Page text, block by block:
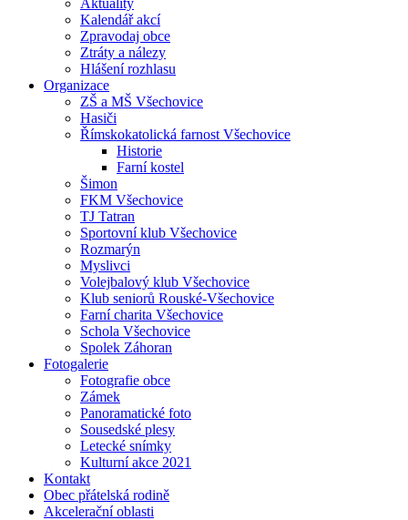
Aktuality
Kalendář akcí
Zpravodaj obce
Ztráty a nálezy
Hlášení rozhlasu
Organizace
ZŠ a MŠ Všechovice
Hasiči
Římskokatolická farnost Všechovice
Historie
Farní kostel
Šimon
FKM Všechovice
TJ Tatran
Sportovní klub Všechovice
Rozmarýn
Myslivci
Volejbalový klub Všechovice
Klub seniorů Rouské-Všechovice
Farní charita Všechovice
Schola Všechovice
Spolek Záhoran
Fotogalerie
Fotografie obce
Zámek
Panoramatické foto
Sousedské plesy
Letecké snímky
Kulturní akce 2021
Kontakt
Obec přátelská rodině
Akcelerační oblasti